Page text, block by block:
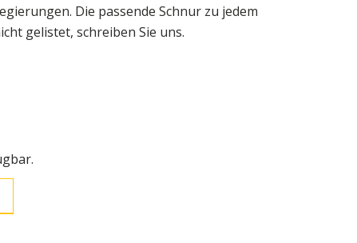
Die passende Schnur zu jedem
gelistet, schreiben Sie uns.